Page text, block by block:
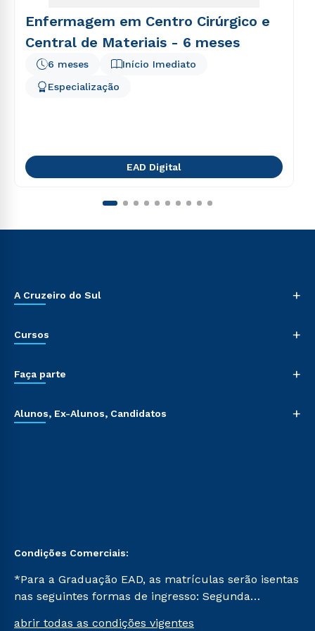
Enfermagem em Centro Cirúrgico e
Central de Materiais - 6 meses
Início Imediato
6 meses
Especialização
EAD Digital
A Cruzeiro do Sul +
Cursos +
Faça parte +
Alunos, Ex-Alunos, Candidatos +
Condições Comerciais:
*Para a Graduação EAD, as matrículas serão isentas
nas seguintes formas de ingresso: Segunda
abrir todas as condições vigentes